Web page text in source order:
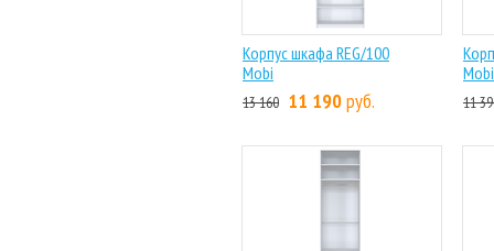
Корпус шкафа REG/100
Mobi
13 160 11 190руб.
Mobi
11